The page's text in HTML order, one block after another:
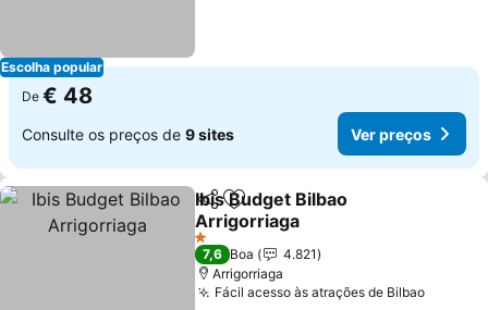
Escolha popular
De € 48
Consulte os preços de 9 sites Ver preços
PartilharAdicionar aos favoritos
Ibis Budget Bilbao
Arrigorriaga
1 Estrelas
7,6 Boa
4.821
Arrigorriaga
Fácil acesso às atrações de Bilbao